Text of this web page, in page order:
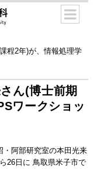
程2年)が、情報処理学
ん(博士前期
ワークショッ
・阿部研究室の本田光来
26日に 鳥取県米子市で